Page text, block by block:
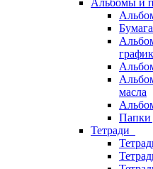
Альбомы и
масла
Папки
Тетради